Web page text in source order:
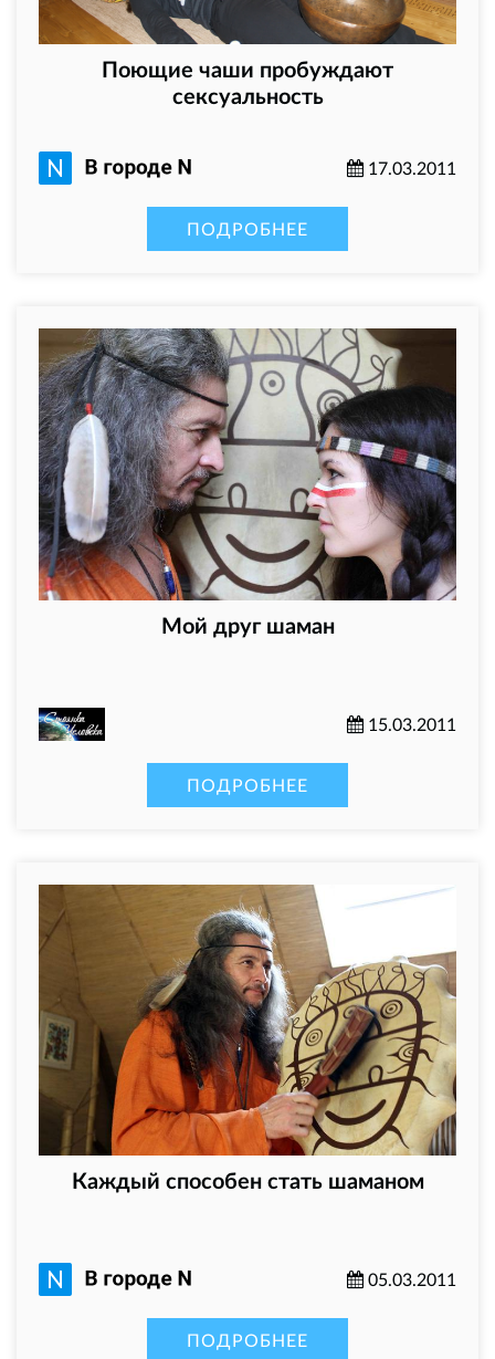
Поющие чаши пробуждают
сексуальность
17.03.2011
ПОДРОБНЕЕ
Мой друг шаман
15.03.2011
ПОДРОБНЕЕ
Каждый способен стать шаманом
05.03.2011
ПОДРОБНЕЕ